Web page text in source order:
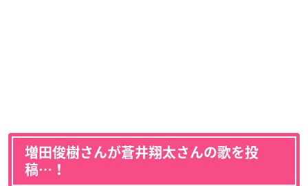
増田俊樹さんが蒼井翔太さんの歌を投
稿…！